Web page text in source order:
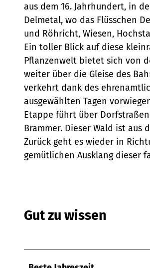
aus dem 16. Jahrhundert, in
Delmetal, wo das Flüsschen
und Röhricht, Wiesen,
Ein toller Blick auf diese
Pflanzenwelt bietet sich von
weiter über die Gleise des
verkehrt dank des
ausgewählten Tagen
Etappe führt über
Brammer. Dieser Wald ist aus
Zurück geht es wieder in
gemütlichen Ausklang dieser
Gut zu wissen